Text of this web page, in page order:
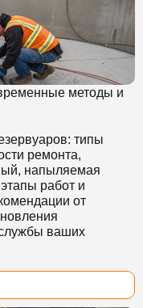
методы и
типы
ремонта,
напыляемая
работ и
от
ваших